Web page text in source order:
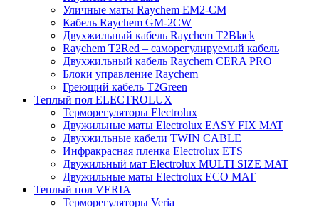
Уличные маты Raychem EM2-CM
Кабель Raychem GM-2CW
Двухжильный кабель Raychem T2Black
Raychem T2Red – саморегулируемый кабель
Двухжильный кабель Raychem CERA PRO
Блоки управление Raychem
Греющий кабель T2Green
Теплый пол ELECTROLUX
Терморегуляторы Electrolux
Двужильные маты Electrolux EASY FIX MAT
Двухжильные кабели TWIN CABLE
Инфракрасная пленка Electrolux ETS
Двужильный мат Electrolux MULTI SIZE MAT
Двужильные маты Electrolux ECO MAT
Теплый пол VERIA
Терморегуляторы Veria